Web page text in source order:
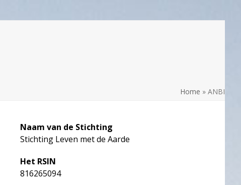
Home » ANBI
Naam van de Stichting
Stichting Leven met de Aarde
Het RSIN
816265094